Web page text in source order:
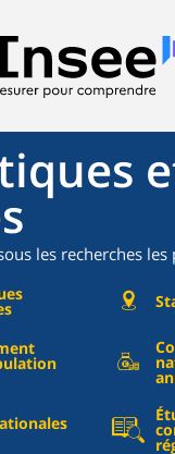
les recherches